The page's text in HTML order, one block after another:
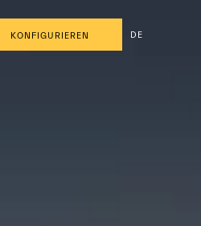
KONFIGURIEREN DE